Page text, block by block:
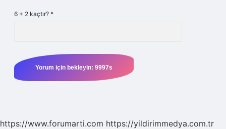
6 + 2 kaçtır? *
https://www.forumarti.com https://yildirimmedya.com.tr